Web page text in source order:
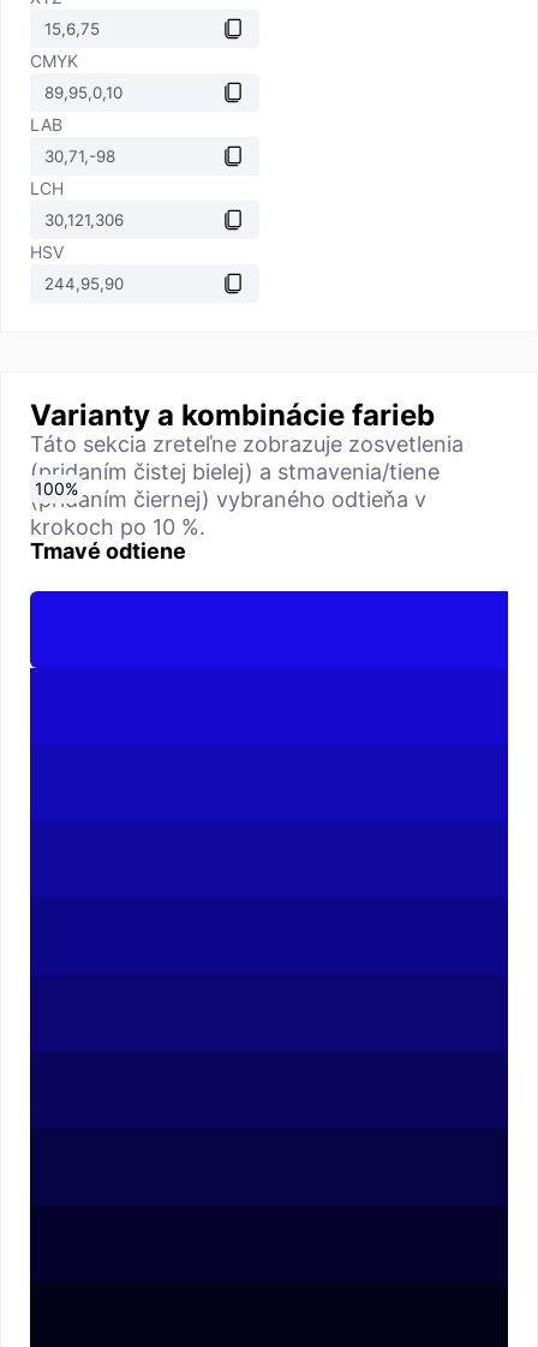
CMYK
LAB
LCH
HSV
Varianty a kombinácie farieb
Táto sekcia zreteľne zobrazuje zosvetlenia
(pridaním čistej bielej) a stmavenia/tiene
(pridaním čiernej) vybraného odtieňa v
krokoch po 10 %.
Tmavé odtiene
0%
10%
20%
30%
40%
50%
60%
70%
80%
90%
100%